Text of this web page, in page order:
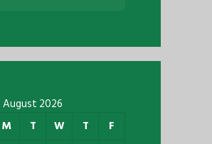
August 2026
M T W T
F